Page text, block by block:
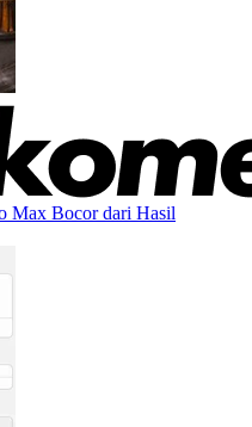
Max Bocor dari Hasil